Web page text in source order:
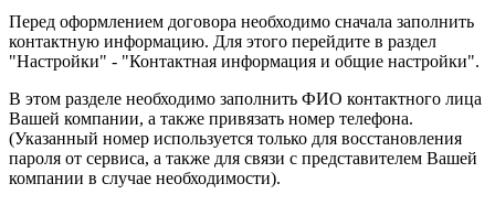
Перед оформлением договора необходимо сначала заполнить
контактную информацию. Для этого перейдите в раздел
"Настройки" - "Контактная информация и общие настройки".
В этом разделе необходимо заполнить ФИО контактного лица
Вашей компании, а также привязать номер телефона.
(Указанный номер используется только для восстановления
пароля от сервиса, а также для связи с представителем Вашей
компании в случае необходимости).